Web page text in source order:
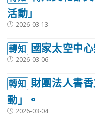
活動」
Post2026-03-13
轉知 國家太空中
Post2026-03-06
轉知 財團法人書
動」。
Post2026-03-04